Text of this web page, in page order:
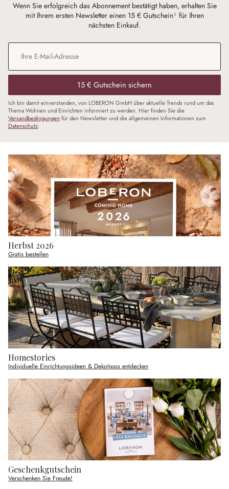
Wenn Sie erfolgreich das Abonnement bestätigt haben, erhalten Sie
mit Ihrem ersten Newsletter einen 15 € Gutschein¹ für Ihren
nächsten Einkauf.
E-Mail-Adresse
15 € Gutschein sichern
Ich bin damit einverstanden, von LOBERON GmbH über aktuelle Trends rund um das
Thema Wohnen und Einrichten informiert zu werden. Hier finden Sie die
Versandbedingungen für den Newsletter und die allgemeinen Informationen zum
Datenschutz.
Herbst 2026
Gratis bestellen
Homestories
Individuelle Einrichtungsideen & Dekotipps entdecken
Geschenkgutschein
Verschenken Sie Freude!